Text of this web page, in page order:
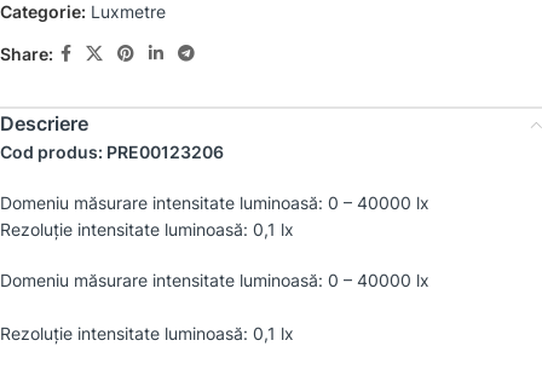
Categorie: Luxmetre
Share:
Descriere
Cod produs: PRE00123206
Domeniu măsurare intensitate luminoasă: 0 – 40000 lx
Rezoluţie intensitate luminoasă: 0,1 lx
Domeniu măsurare intensitate luminoasă: 0 – 40000 lx
Rezoluţie intensitate luminoasă: 0,1 lx